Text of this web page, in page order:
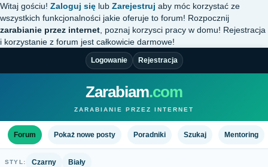
Witaj gościu! Zaloguj się lub Zarejestruj aby móc korzystać ze
wszystkich funkcjonalności jakie oferuje to forum! Rozpocznij
zarabianie przez internet , poznaj korzysci pracy w domu! Rejestracja
i korzystanie z forum jest całkowicie darmowe!
Logowanie Rejestracja
Zarabiam.com
ZARABIANIE PRZEZ INTERNET
Forum Pokaż nowe posty Poradniki Szukaj Mentoring
STYL: Czarny Biały